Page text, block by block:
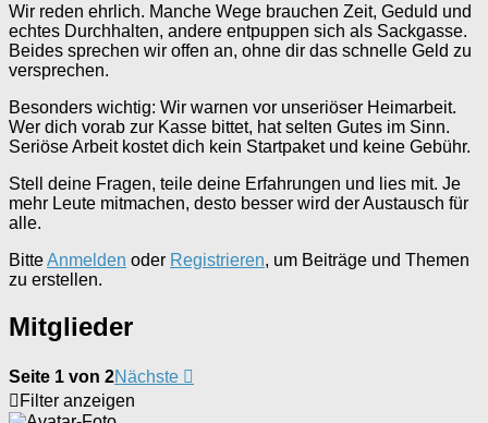
Wir reden ehrlich. Manche Wege brauchen Zeit, Geduld und
echtes Durchhalten, andere entpuppen sich als Sackgasse.
Beides sprechen wir offen an, ohne dir das schnelle Geld zu
versprechen.
Besonders wichtig: Wir warnen vor unseriöser Heimarbeit.
Wer dich vorab zur Kasse bittet, hat selten Gutes im Sinn.
Seriöse Arbeit kostet dich kein Startpaket und keine Gebühr.
Stell deine Fragen, teile deine Erfahrungen und lies mit. Je
mehr Leute mitmachen, desto besser wird der Austausch für
alle.
BitteAnmelden oder Registrieren, um Beiträge und Themen
zu erstellen.
Mitglieder
Seite 1 von 2Nächste
Filter anzeigen